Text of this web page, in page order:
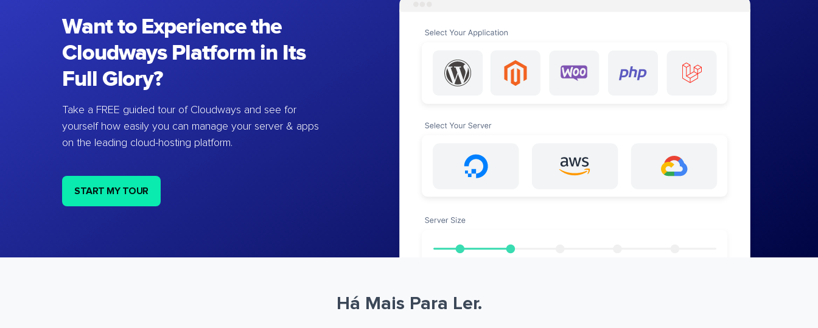
Want to Experience the
Cloudways Platform in Its
Full Glory?
Take a FREE guided tour of Cloudways and see for
yourself how easily you can manage your server & apps
on the leading cloud-hosting platform.
START MY TOUR
Há Mais Para Ler.